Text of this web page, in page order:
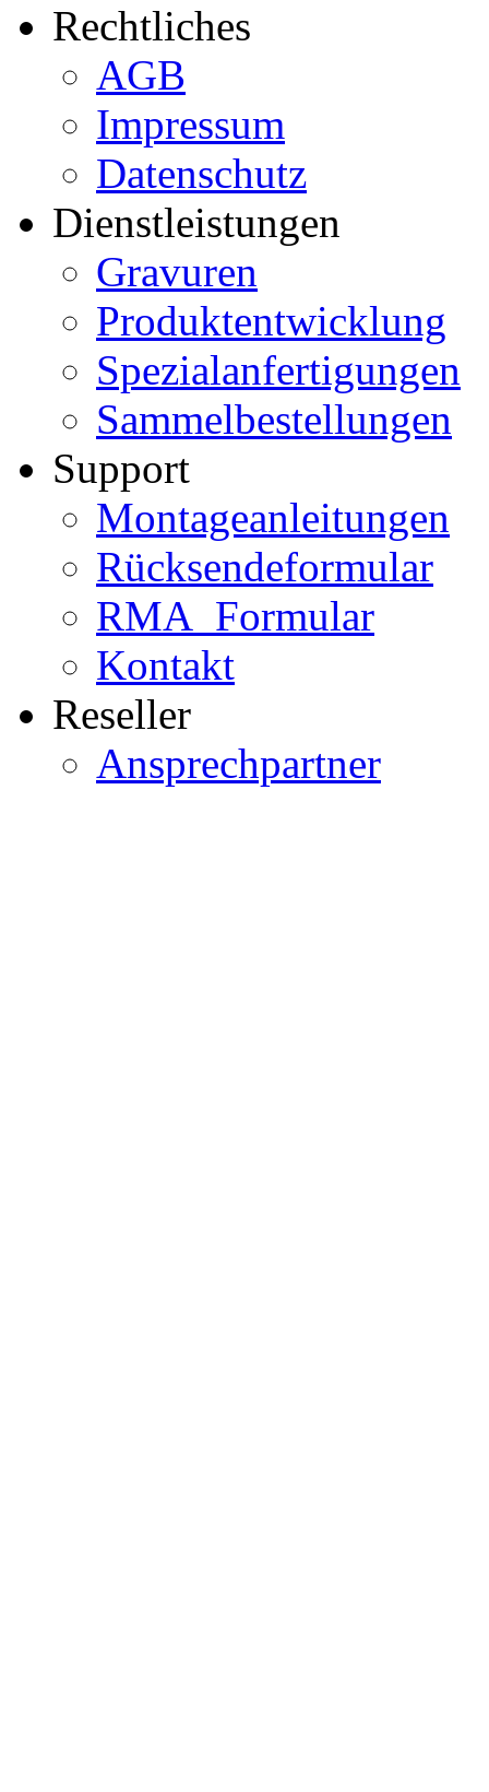
Rechtliches
AGB
Impressum
Datenschutz
Dienstleistungen
Gravuren
Produktentwicklung
Spezialanfertigungen
Sammelbestellungen
Support
Montageanleitungen
Rücksendeformular
RMA_Formular
Kontakt
Reseller
Ansprechpartner